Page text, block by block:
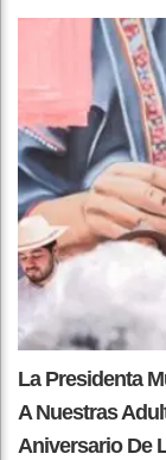
La Presidenta
A Nuestras
Aniversario De